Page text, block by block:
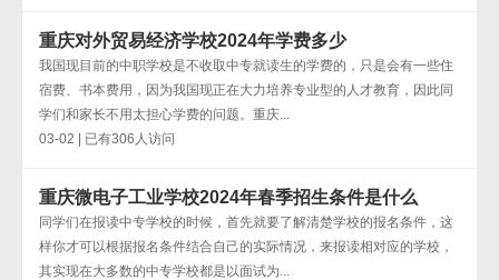
重庆对外贸易经济学校2024年学费多少
我国现目前的中职学校是不收取中专就读生的学费的，只是会有一些住
宿费、书本费用，因为我国现正在大力培养专业型的人才教育，因此同
学们和家长不用太担心学费的问题。重庆...
03-02 | 已有306人访问
重庆微电子工业学校2024年春季招生条件是什么
同学们在报读中专学校的时候，首先就要了解清楚学校的报名条件，这
样你才可以根据报名条件结合自己的实际情况，来报读相对应的学校，
其实现在大多数的中专学校都是以面试为...